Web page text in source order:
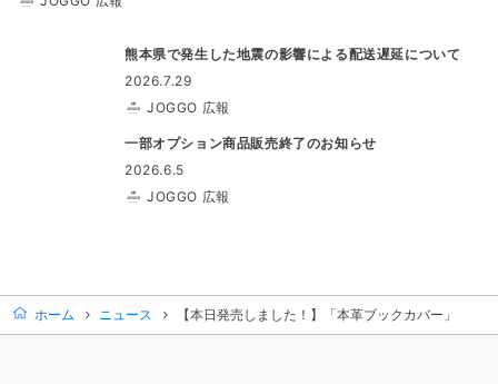
熊本県で発生した地震の影響による配送遅延について
2026.7.29
JOGGO 広報
一部オプション商品販売終了のお知らせ
2026.6.5
JOGGO 広報
ホーム ニュース 【本日発売しました！】「本革ブックカバー」